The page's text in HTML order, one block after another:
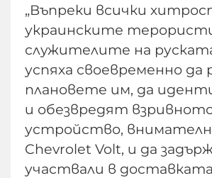
„Въпреки всички
украинските
служителите на
успяха своевременно да
плановете им, да
и обезвредят
устройство,
Chevrolet Volt, и да
участвали в